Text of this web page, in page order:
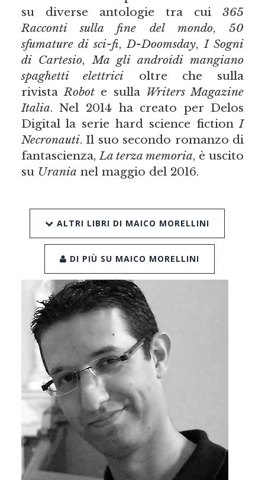
su diverse antologie tra cui365
Racconti sulla fine del mondo,50
sfumature di sci-fi,D-Doomsday,I Sogni
di Cartesio,Ma gli androidi mangiano
spaghetti elettrici oltre che sulla
rivistaRobot e sulla Writers Magazine
Italia. Nel 2014 ha creato per Delos
Digital la serie hard science fictionI
Necronauti. Il suo secondo romanzo di
fantascienza,La terza memoria, è uscito
su Urania nel maggio del 2016.
ALTRI LIBRI DI MAICO MORELLINI
DI PIÙ SU MAICO MORELLINI